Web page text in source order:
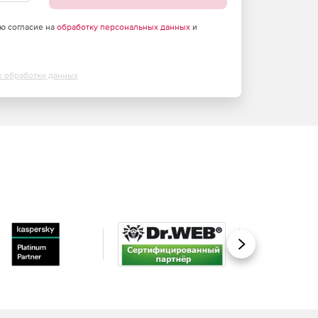
согласие на обработку персональных данныхи
обработки данных
Вперед